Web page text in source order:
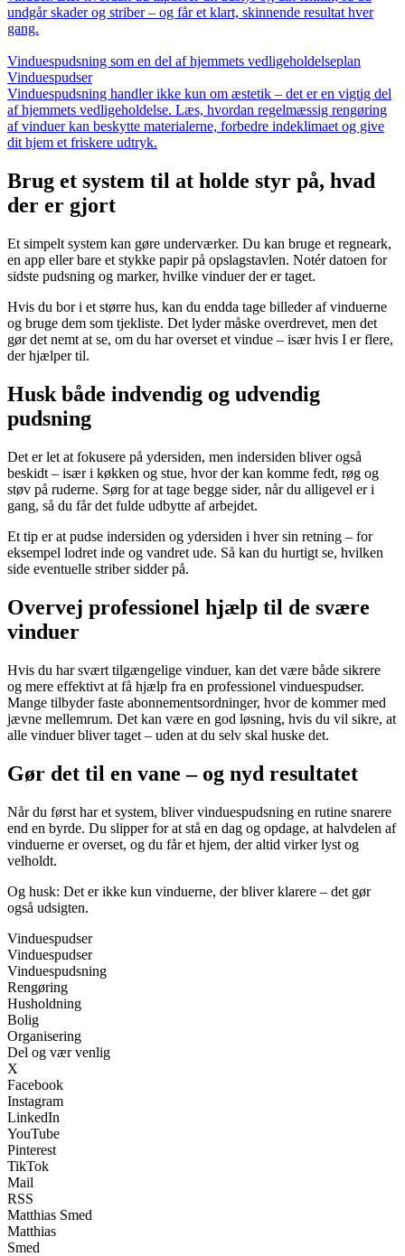
undgår skader og striber – og får et klart, skinnende resultat hver
gang.
Vinduespudsning som en del af hjemmets vedligeholdelseplan
Vinduespudser
Vinduespudsning handler ikke kun om æstetik – det er en vigtig del
af hjemmets vedligeholdelse. Læs, hvordan regelmæssig rengøring
af vinduer kan beskytte materialerne, forbedre indeklimaet og give
dit hjem et friskere udtryk.
Brug et system til at holde styr på, hvad
der er gjort
Et simpelt system kan gøre underværker. Du kan bruge et regneark,
en app eller bare et stykke papir på opslagstavlen. Notér datoen for
sidste pudsning og marker, hvilke vinduer der er taget.
Hvis du bor i et større hus, kan du endda tage billeder af vinduerne
og bruge dem som tjekliste. Det lyder måske overdrevet, men det
gør det nemt at se, om du har overset et vindue – især hvis I er flere,
der hjælper til.
Husk både indvendig og udvendig
pudsning
Det er let at fokusere på ydersiden, men indersiden bliver også
beskidt – især i køkken og stue, hvor der kan komme fedt, røg og
støv på ruderne. Sørg for at tage begge sider, når du alligevel er i
gang, så du får det fulde udbytte af arbejdet.
Et tip er at pudse indersiden og ydersiden i hver sin retning – for
eksempel lodret inde og vandret ude. Så kan du hurtigt se, hvilken
side eventuelle striber sidder på.
Overvej professionel hjælp til de svære
vinduer
Hvis du har svært tilgængelige vinduer, kan det være både sikrere
og mere effektivt at få hjælp fra en professionel vinduespudser.
Mange tilbyder faste abonnementsordninger, hvor de kommer med
jævne mellemrum. Det kan være en god løsning, hvis du vil sikre, at
alle vinduer bliver taget – uden at du selv skal huske det.
Gør det til en vane – og nyd resultatet
Når du først har et system, bliver vinduespudsning en rutine snarere
end en byrde. Du slipper for at stå en dag og opdage, at halvdelen af
vinduerne er overset, og du får et hjem, der altid virker lyst og
velholdt.
Og husk: Det er ikke kun vinduerne, der bliver klarere – det gør
også udsigten.
Vinduespudser
Vinduespudser
Vinduespudsning
Rengøring
Husholdning
Bolig
Organisering
Del og vær venlig
X
Facebook
Instagram
LinkedIn
YouTube
Pinterest
TikTok
Mail
RSS
Matthias Smed
Matthias
Smed